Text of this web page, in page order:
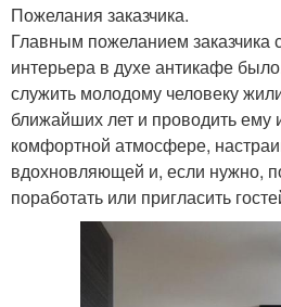
Пожелания заказчика.
Главным пожеланием заказчика
интерьера в духе антикафе
служить молодому человеку
ближайших лет и проводить ему
комфортной атмосфере,
вдохновляющей и, если нужно,
поработать или пригласить